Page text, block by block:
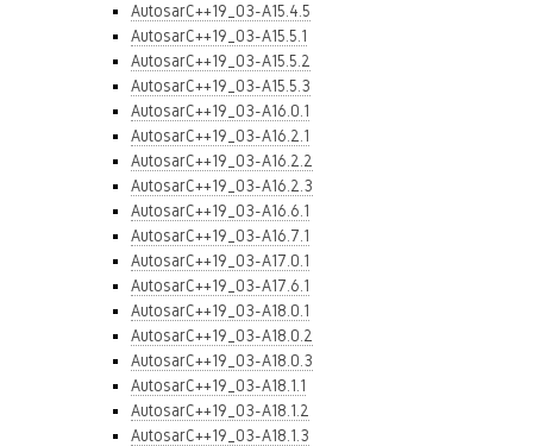
AutosarC++19_03-A15.4.5
AutosarC++19_03-A15.5.1
AutosarC++19_03-A15.5.2
AutosarC++19_03-A15.5.3
AutosarC++19_03-A16.0.1
AutosarC++19_03-A16.2.1
AutosarC++19_03-A16.2.2
AutosarC++19_03-A16.2.3
AutosarC++19_03-A16.6.1
AutosarC++19_03-A16.7.1
AutosarC++19_03-A17.0.1
AutosarC++19_03-A17.6.1
AutosarC++19_03-A18.0.1
AutosarC++19_03-A18.0.2
AutosarC++19_03-A18.0.3
AutosarC++19_03-A18.1.1
AutosarC++19_03-A18.1.2
AutosarC++19_03-A18.1.3